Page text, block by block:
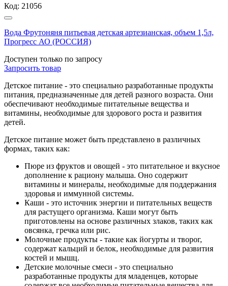
Код: 21056
Вода Фрутоняня питьевая детская артезианская, объем 1,5л,
Прогресс АО (РОССИЯ)
Доступен только по запросу
Запросить товар
Детское питание - это специально разработанные продукты
питания, предназначенные для детей разного возраста. Они
обеспечивают необходимые питательные вещества и
витамины, необходимые для здорового роста и развития
детей.
Детское питание может быть представлено в различных
формах, таких как:
Пюре из фруктов и овощей - это питательное и вкусное
дополнение к рациону малыша. Оно содержит
витамины и минералы, необходимые для поддержания
здоровья и иммунной системы.
Каши - это источник энергии и питательных веществ
для растущего организма. Каши могут быть
приготовлены на основе различных злаков, таких как
овсянка, гречка или рис.
Молочные продукты - такие как йогурты и творог,
содержат кальций и белок, необходимые для развития
костей и мышц.
Детские молочные смеси - это специально
разработанные продукты для младенцев, которые